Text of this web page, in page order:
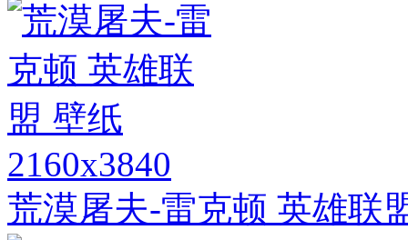
2160x3840
荒漠屠夫-雷克顿 英雄联